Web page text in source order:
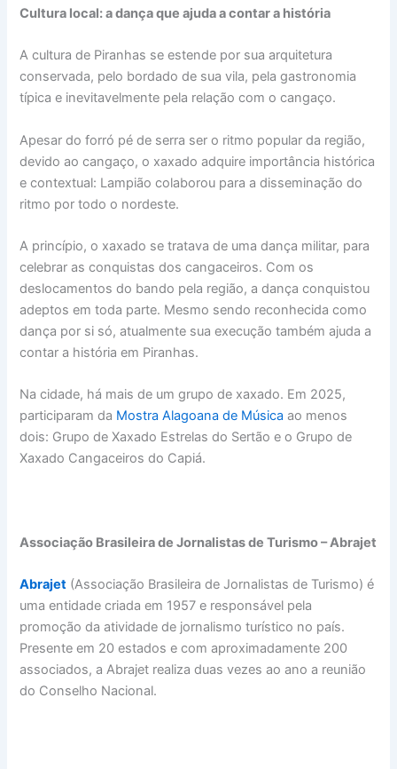
Cultura local: a dança que ajuda a contar a história
A cultura de Piranhas se estende por sua arquitetura
conservada, pelo bordado de sua vila, pela gastronomia
típica e inevitavelmente pela relação com o cangaço.
Apesar do forró pé de serra ser o ritmo popular da região,
devido ao cangaço, o xaxado adquire importância histórica
e contextual: Lampião colaborou para a disseminação do
ritmo por todo o nordeste.
A princípio, o xaxado se tratava de uma dança militar, para
celebrar as conquistas dos cangaceiros. Com os
deslocamentos do bando pela região, a dança conquistou
adeptos em toda parte. Mesmo sendo reconhecida como
dança por si só, atualmente sua execução também ajuda a
contar a história em Piranhas.
Na cidade, há mais de um grupo de xaxado. Em 2025,
participaram da Mostra Alagoana de Música ao menos
dois: Grupo de Xaxado Estrelas do Sertão e o Grupo de
Xaxado Cangaceiros do Capiá.
Associação Brasileira de Jornalistas de Turismo – Abrajet
Abrajet (Associação Brasileira de Jornalistas de Turismo) é
uma entidade criada em 1957 e responsável pela
promoção da atividade de jornalismo turístico no país.
Presente em 20 estados e com aproximadamente 200
associados, a Abrajet realiza duas vezes ao ano a reunião
do Conselho Nacional.